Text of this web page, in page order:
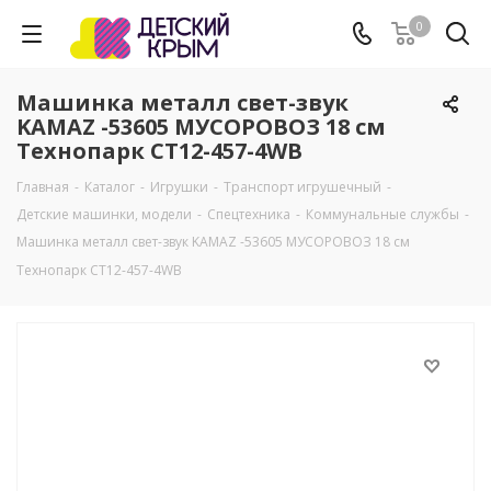
0
Машинка металл свет-звук
KAMAZ -53605 МУСОРОВОЗ 18 см
Технопарк CT12-457-4WB
Главная - Каталог - Игрушки - Транспорт игрушечный -
Детские машинки, модели - Спецтехника - Коммунальные службы -
Машинка металл свет-звук KAMAZ -53605 МУСОРОВОЗ 18 см
Технопарк CT12-457-4WB